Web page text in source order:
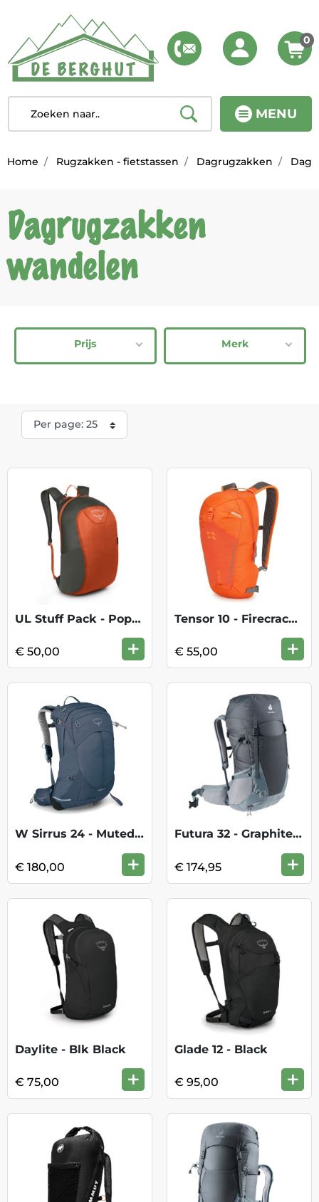
MENU
0
Home Rugzakken - fietstassen Dagrugzakken
Dagrugzakken
wandelen
Prijs Merk
UL Stuff Pack - Poppy Orange
€ 50,00 +
Tensor 10 - Firecracker
€ 55,00 +
W Sirrus 24 - Muted Space Blue
€ 180,00 +
Futura 32 - Graphite Shale
€ 174,95 +
Daylite - Blk Black
€ 75,00 +
Glade 12 - Black
€ 95,00 +